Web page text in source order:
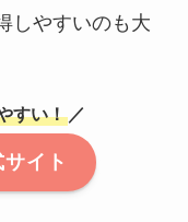
しやすいのも大
すい！ ／
イト